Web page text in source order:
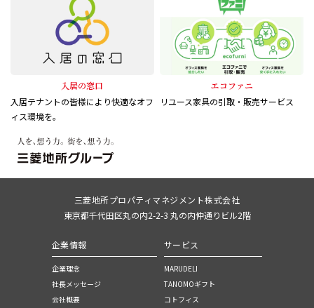
入居の窓口
入居テナントの皆様により快適なオフ
ィス環境を。
エコファニ
リユース家具の引取・販売サービス
三菱地所プロパティマネジメント株式会社
東京都千代田区丸の内2-2-3 丸の内仲通りビル2階
企業情報
企業理念
社長メッセージ
会社概要
サービス
MARUDELI
TANOMOギフト
コトフィス